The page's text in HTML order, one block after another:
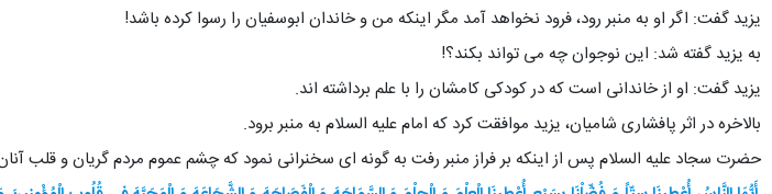
یزید گفت: اگر او به منبر رود، فرود نخواهد آمد مگر اینکه من و خاندان ابوسفیان را رسوا کرده باشد!
به یزید گفته شد: این نوجوان چه می تواند بکند؟!
یزید گفت: او از خاندانی است که در کودکی کامشان را با علم برداشته اند.
بالاخره در اثر پافشاری شامیان، یزید موافقت کرد که امام علیه السلام به منبر برود.
حضرت سجاد علیه السلام پس از اینکه بر فراز منبر رفت به گونه ای سخنرانی نمود که چشم عموم مردم گریان و قلب